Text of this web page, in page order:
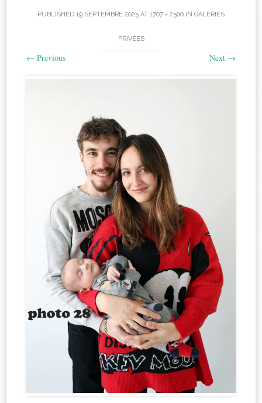
PUBLISHED 19 SEPTEMBRE 2025 AT 1707 × 2560 IN GALERIES
PRIVÉES
← Previous Next →